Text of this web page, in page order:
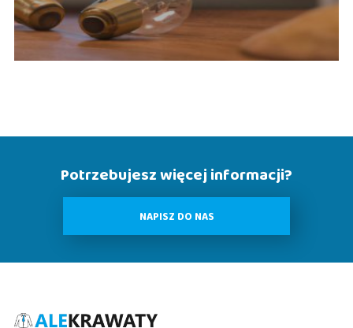
Potrzebujesz więcej informacji?
NAPISZ DO NAS